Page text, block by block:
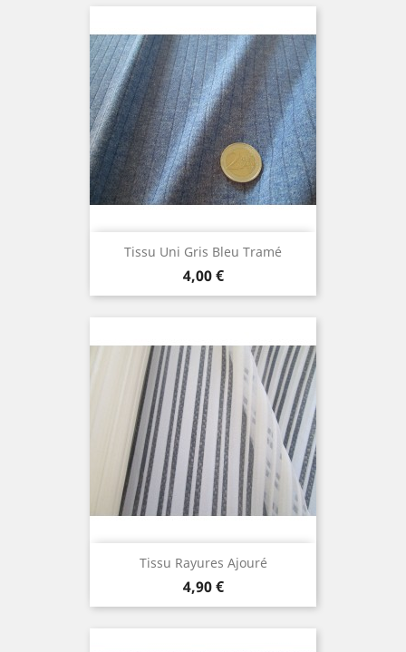
Tissu Uni Gris Bleu Tramé
Prix
4,00 €
Tissu Rayures Ajouré
Prix
4,90 €